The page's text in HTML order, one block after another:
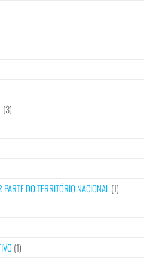
(3)
DO TERRITÓRIO NACIONAL (1)
(1)